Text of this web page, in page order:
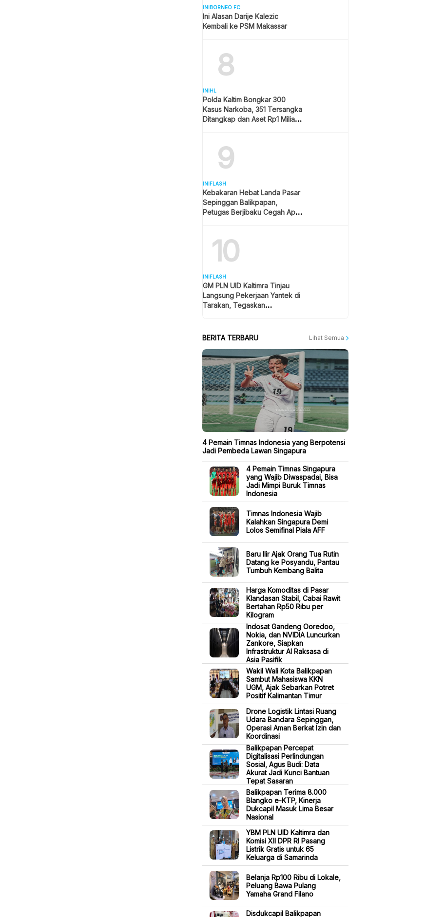
INIBORNEO FC
Ini Alasan Darije Kalezic
Kembali ke PSM Makassar
8
INIHL
Polda Kaltim Bongkar 300
Kasus Narkoba, 351 Tersangka
Ditangkap dan Aset Rp1 Miliar
9
INIFLASH
Kebakaran Hebat Landa Pasar
Sepinggan Balikpapan,
Petugas Berjibaku Cegah Api
10
INIFLASH
GM PLN UID Kaltimra Tinjau
Langsung Pekerjaan Yantek di
Tarakan, Tegaskan
BERITA TERBARU Lihat Semua
4 Pemain Timnas Indonesia yang Berpotensi
Jadi Pembeda Lawan Singapura
4 Pemain Timnas Singapura
yang Wajib Diwaspadai, Bisa
Jadi Mimpi Buruk Timnas
Indonesia
Timnas Indonesia Wajib
Kalahkan Singapura Demi
Lolos Semifinal Piala AFF
Baru Ilir Ajak Orang Tua Rutin
Datang ke Posyandu, Pantau
Tumbuh Kembang Balita
Harga Komoditas di Pasar
Klandasan Stabil, Cabai Rawit
Bertahan Rp50 Ribu per
Kilogram
Indosat Gandeng Ooredoo,
Nokia, dan NVIDIA Luncurkan
Zankore, Siapkan
Infrastruktur AI Raksasa di
Asia Pasifik
Wakil Wali Kota Balikpapan
Sambut Mahasiswa KKN
UGM, Ajak Sebarkan Potret
Positif Kalimantan Timur
Drone Logistik Lintasi Ruang
Udara Bandara Sepinggan,
Operasi Aman Berkat Izin dan
Koordinasi
Balikpapan Percepat
Digitalisasi Perlindungan
Sosial, Agus Budi: Data
Akurat Jadi Kunci Bantuan
Tepat Sasaran
Balikpapan Terima 8.000
Blangko e-KTP, Kinerja
Dukcapil Masuk Lima Besar
Nasional
YBM PLN UID Kaltimra dan
Komisi XII DPR RI Pasang
Listrik Gratis untuk 65
Keluarga di Samarinda
Belanja Rp100 Ribu di Lokale,
Peluang Bawa Pulang
Yamaha Grand Filano
Disdukcapil Balikpapan